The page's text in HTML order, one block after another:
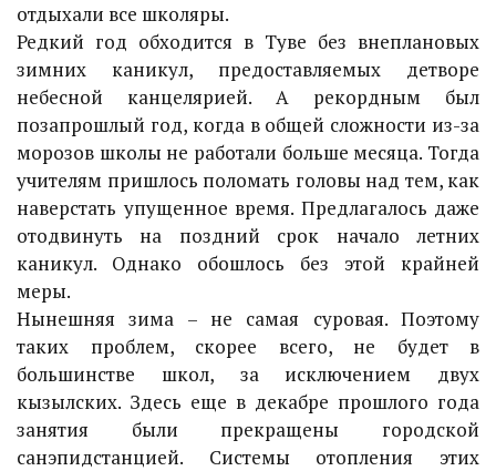
отдыхали все школяры.
Редкий год обходится в Туве без внеплановых
зимних каникул, предоставляемых детворе
небесной канцелярией. А рекордным был
позапрошлый год, когда в общей сложности из-за
морозов школы не работали больше месяца. Тогда
учителям пришлось поломать головы над тем, как
наверстать упущенное время. Предлагалось даже
отодвинуть на поздний срок начало летних
каникул. Однако обошлось без этой крайней
меры.
Нынешняя зима – не самая суровая. Поэтому
таких проблем, скорее всего, не будет в
большинстве школ, за исключением двух
кызылских. Здесь еще в декабре прошлого года
занятия были прекращены городской
санэпидстанцией. Системы отопления этих